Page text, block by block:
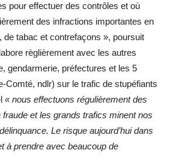
pour effectuer des contrôles et où
des infractions importantes en
de tabac et contrefaçons », poursuit
règlièrement avec les autres
gendarmerie, préfectures et les 5
Comté, ndlr) sur le trafic de stupéfiants
« nous effectuons régulièrement des
et les grands trafics minent nos
Le risque aujourd’hui dans
à prendre avec beaucoup de